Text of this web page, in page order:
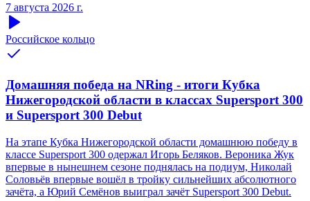
7 августа 2026 г.
Российское кольцо
Домашняя победа на NRing - итоги Кубка
Нижегородской области в классах Supersport 300
и Supersport 300 Debut
На этапе Кубка Нижегородской области домашнюю победу в
классе Supersport 300 одержал Игорь Беляков. Вероника Жук
впервые в нынешнем сезоне поднялась на подиум, Николай
Соловьёв впервые вошёл в тройку сильнейших абсолютного
зачёта, а Юрий Семёнов выиграл зачёт Supersport 300 Debut.